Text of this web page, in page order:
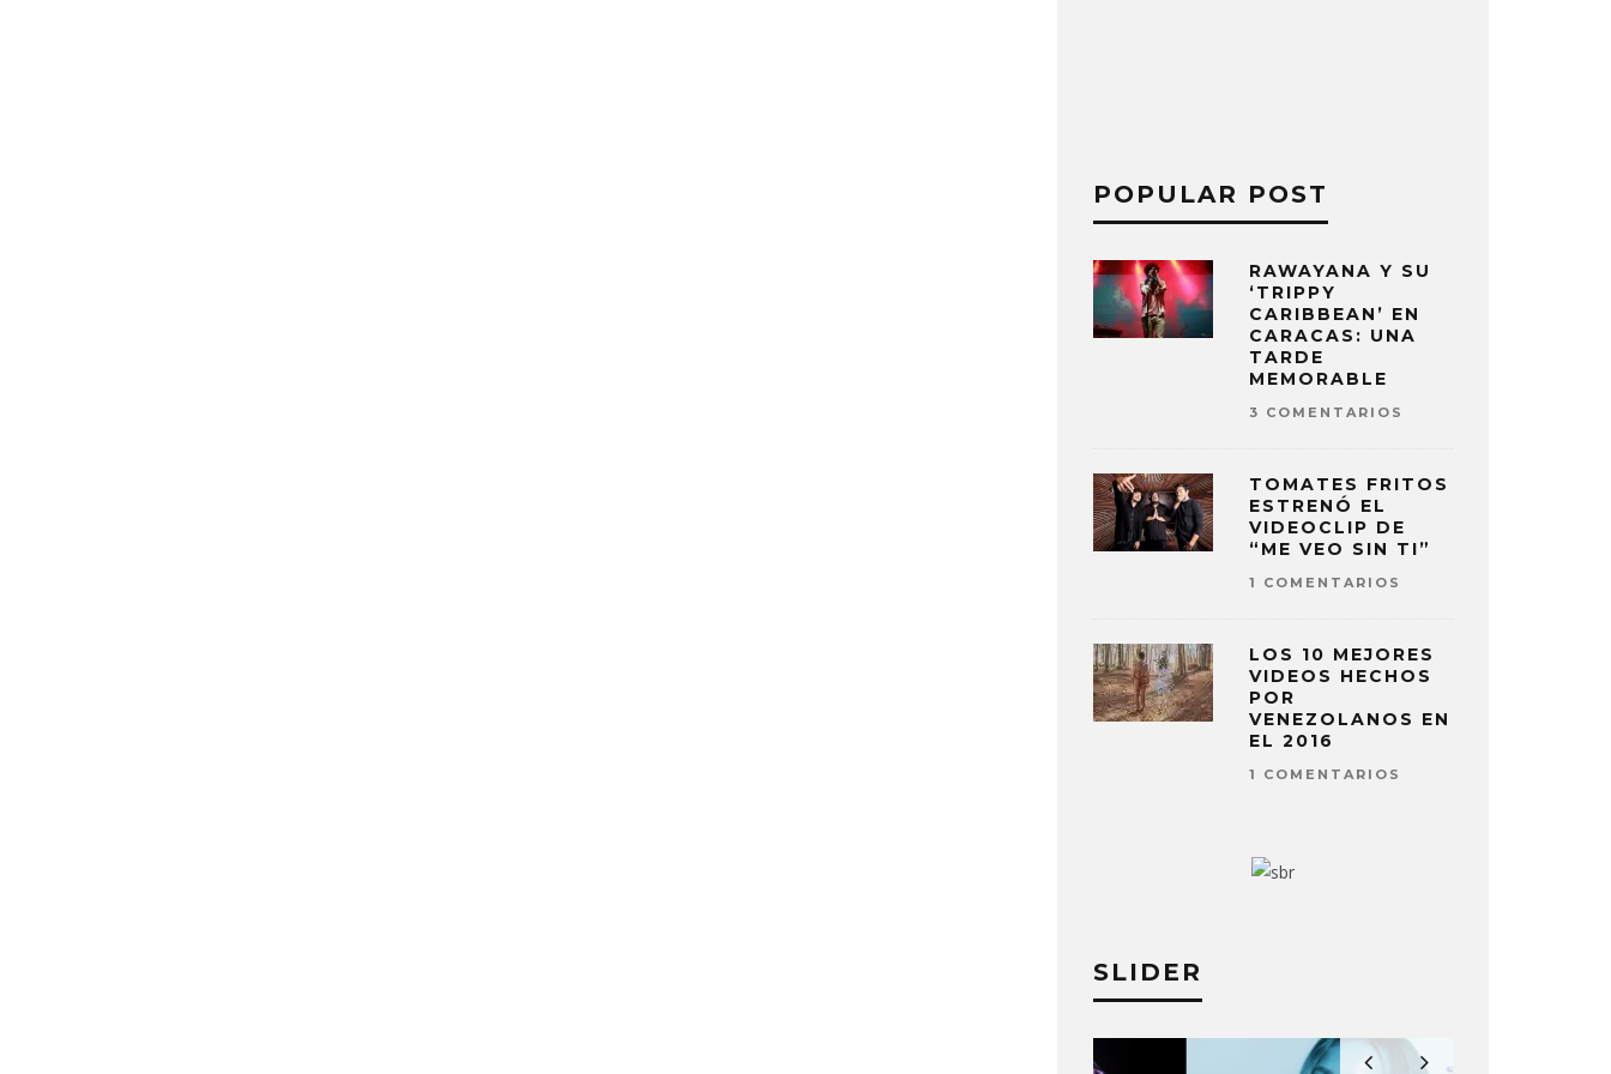
POPULAR POST
RAWAYANA Y SU
‘TRIPPY
CARIBBEAN’ EN
CARACAS: UNA
TARDE
MEMORABLE
3 COMENTARIOS
TOMATES FRITOS
ESTRENÓ EL
VIDEOCLIP DE
“ME VEO SIN TI”
1 COMENTARIOS
LOS 10 MEJORES
VIDEOS HECHOS
POR
VENEZOLANOS EN
EL 2016
1 COMENTARIOS
SLIDER